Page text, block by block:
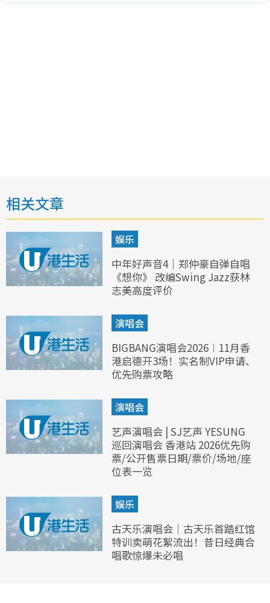
相关文章
娱乐
中年好声音4｜郑仲豪自弹自唱
《想你》 改编Swing Jazz获林
志美高度评价
演唱会
BIGBANG演唱会2026︱11月香
港启德开3场！实名制VIP申请、
优先购票攻略
演唱会
艺声演唱会 | SJ艺声 YESUNG
巡回演唱会 香港站 2026优先购
票/公开售票日期/票价/场地/座
位表一览
娱乐
古天乐演唱会｜古天乐首踏红馆
特训卖萌花絮流出！昔日经典合
唱歌惊爆未必唱